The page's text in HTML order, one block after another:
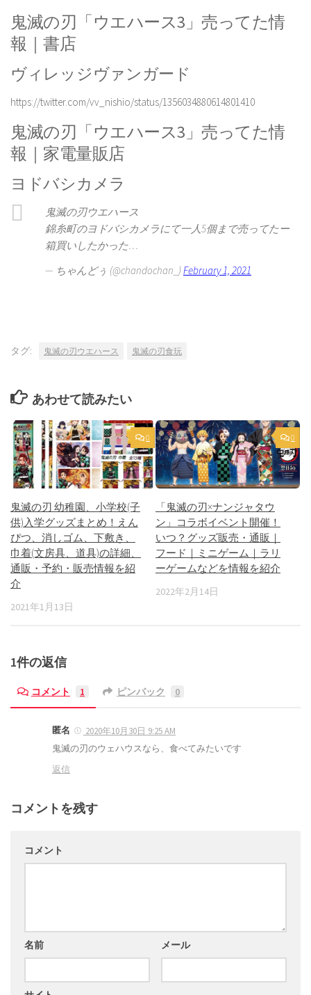
鬼滅の刃「ウエハース3」売ってた情
報｜書店
ヴィレッジヴァンガード
https://twitter.com/vv_nishio/status/1356034880614801410
鬼滅の刃「ウエハース3」売ってた情
報｜家電量販店
ヨドバシカメラ
鬼滅の刃ウエハース
錦糸町のヨドバシカメラにて一人5個まで売ってたー
箱買いしたかった…
— ちゃんどぅ (@chandochan_) February 1, 2021
タグ: 鬼滅の刃ウエハース 鬼滅の刃食玩
あわせて読みたい
0
鬼滅の刃 幼稚園、小学校(子
供)入学グッズまとめ！えん
ぴつ、消しゴム、下敷き、
巾着(文房具、道具)の詳細、
通販・予約・販売情報を紹
介
2021年1月13日
0
「鬼滅の刃×ナンジャタウ
ン」コラボイベント開催！
いつ？グッズ販売・通販｜
フード｜ミニゲーム｜ラリ
ーゲームなどを情報を紹介
2022年2月14日
1件の返信
コメント 1 ピンバック 0
匿名
2020年10月30日 9:25 AM
鬼滅の刃のウェハウスなら、食べてみたいです
返信
コメントを残す
コメント
名前 メール